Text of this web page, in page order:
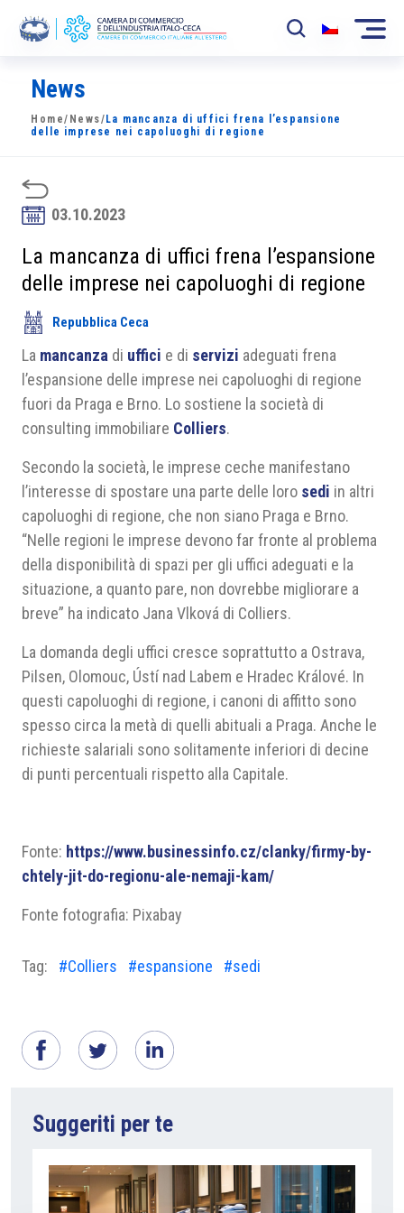
La Camera
News
Sviluppo Mercato
Soci
Partner
Progetti
Area riservata
News
Home/ News/ La mancanza di uffici frena l’espansione
delle imprese nei capoluoghi di regione
03.10.2023
La mancanza di uffici frena l’espansione
delle imprese nei capoluoghi di regione
Repubblica Ceca
La mancanza di uffici e di servizi adeguati frena
l’espansione delle imprese nei capoluoghi di regione
fuori da Praga e Brno. Lo sostiene la società di
consulting immobiliare Colliers.
Secondo la società, le imprese ceche manifestano
l’interesse di spostare una parte delle loro sedi in altri
capoluoghi di regione, che non siano Praga e Brno.
“Nelle regioni le imprese devono far fronte al problema
della disponibilità di spazi per gli uffici adeguati e la
situazione, a quanto pare, non dovrebbe migliorare a
breve” ha indicato Jana Vlková di Colliers.
La domanda degli uffici cresce soprattutto a Ostrava,
Pilsen, Olomouc, Ústí nad Labem e Hradec Králové. In
questi capoluoghi di regione, i canoni di affitto sono
spesso circa la metà di quelli abituali a Praga. Anche le
richieste salariali sono solitamente inferiori di decine
di punti percentuali rispetto alla Capitale.
Fonte: https://www.businessinfo.cz/clanky/firmy-by-
chtely-jit-do-regionu-ale-nemaji-kam/
Fonte fotografia: Pixabay
Tag: #Colliers #espansione #sedi
Suggeriti per te